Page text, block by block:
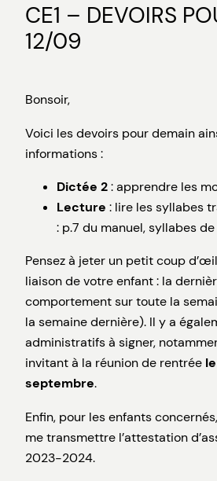
CE1 – DEVOIRS
12/09
Bonsoir,
Voici les devoirs pour demain
informations :
Dictée 2: apprendre les
Lecture : lire les syllabes
: p.7 du manuel, syllabes de
Pensez à jeter un petit coup
liaison de votre enfant : la
comportement sur toute la
la semaine dernière). Il y a
administratifs à signer,
invitant à la réunion de rentrée
septembre.
Enfin, pour les enfants
me transmettre l’attestation
2023-2024.